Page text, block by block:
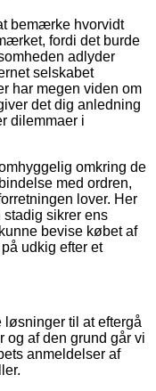
bemærke hvorvidt
fordi det burde
adlyder
selskabet
har megen viden om
det dig anledning
dilemmaer i
omkring de
med ordren,
lover. Her
stadig sikrer ens
bevise købet af
udkig efter et
til at eftergå
af den grund går vi
anmeldelser af